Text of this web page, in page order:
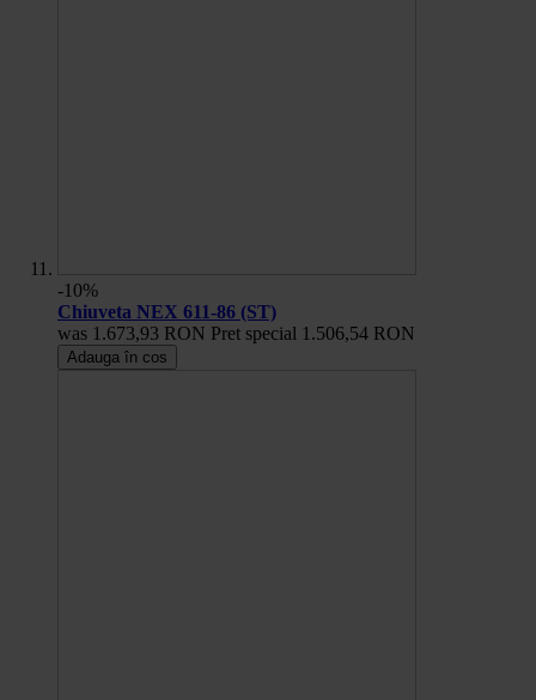
-10%
Chiuveta NEX 611-86 (ST)
was 1.673,93 RON Pret special 1.506,54 RON
Adauga în cos